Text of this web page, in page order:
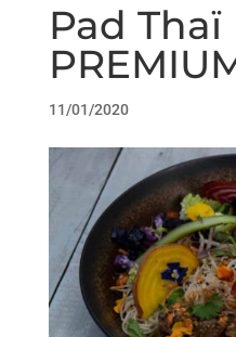
Pad
11/01/2020